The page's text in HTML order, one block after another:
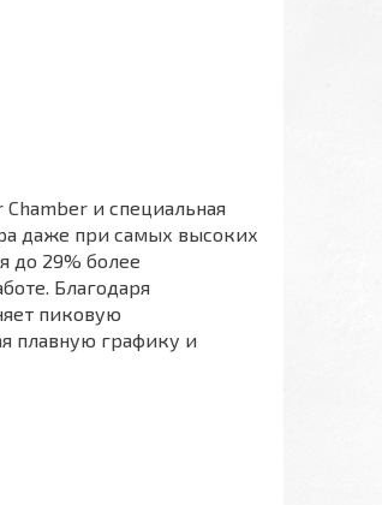
и специальная
даже при самых высоких
до 29% более
Благодаря
пиковую
плавную графику и